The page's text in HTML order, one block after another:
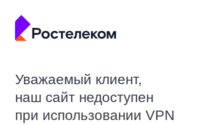
Уважаемый клиент,
наш сайт недоступен
при использовании VPN